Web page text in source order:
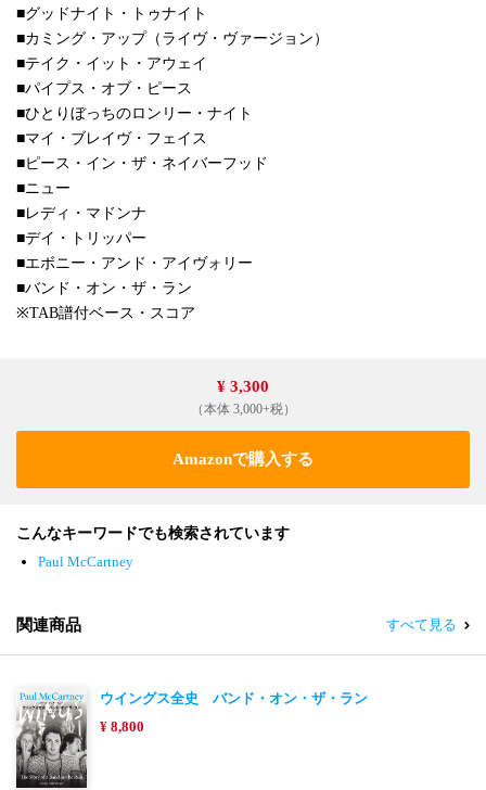
■グッドナイト・トゥナイト
■カミング・アップ（ライヴ・ヴァージョン）
■テイク・イット・アウェイ
■パイプス・オブ・ピース
■ひとりぼっちのロンリー・ナイト
■マイ・ブレイヴ・フェイス
■ピース・イン・ザ・ネイバーフッド
■ニュー
■レディ・マドンナ
■デイ・トリッパー
■エボニー・アンド・アイヴォリー
■バンド・オン・ザ・ラン
※TAB譜付ベース・スコア
¥ 3,300
（本体 3,000+税）
Amazonで購入する
こんなキーワードでも検索されています
Paul McCartney
関連商品 すべて見る
ウイングス全史 バンド・オン・ザ・ラン
¥ 8,800